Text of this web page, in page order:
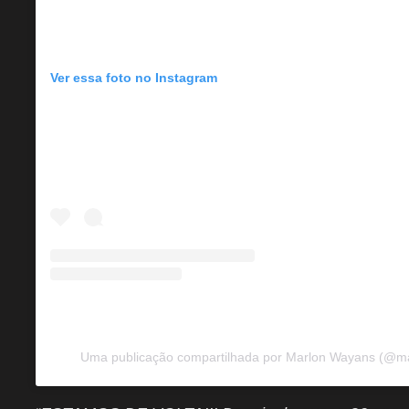
Ver essa foto no Instagram
Uma publicação compartilhada por Marlon Wayans